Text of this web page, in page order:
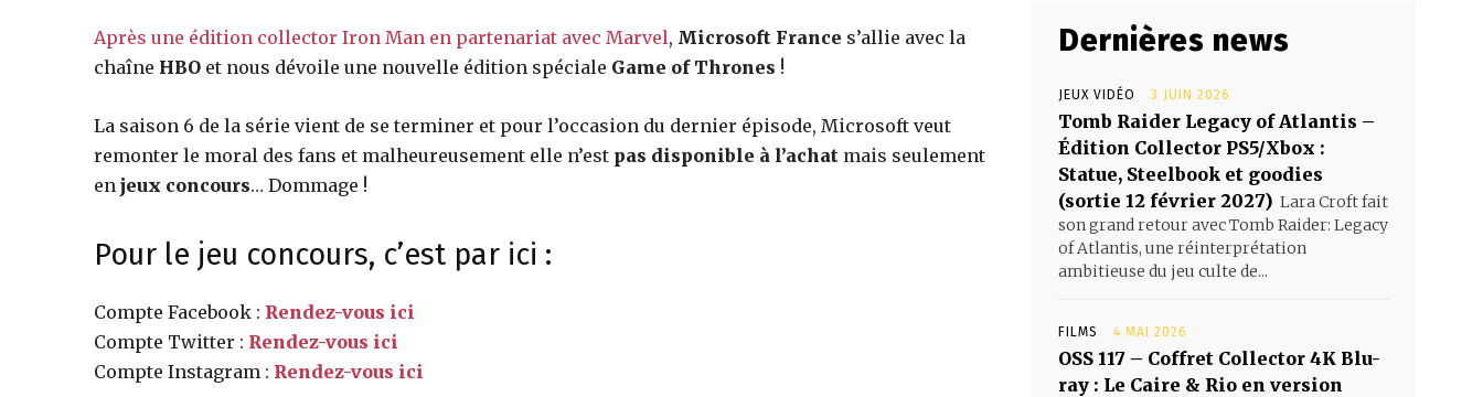
jeux
Après une édition collector Iron Man en partenariat avec Marvel, Microsoft France s’allie avec la
chaîne HBO et nous dévoile une nouvelle édition spéciale Game of Thrones !
La saison 6 de la série vient de se terminer et pour l’occasion du dernier épisode, Microsoft veut
remonter le moral des fans et malheureusement elle n’est pas disponible à l’achat mais seulement
en jeux concours… Dommage !
Pour le jeu concours, c’est par ici :
Compte Facebook : Rendez-vous ici
Compte Twitter : Rendez-vous ici
Compte Instagram : Rendez-vous ici
Dernières news
JEUX VIDÉO 3 JUIN 2026
Tomb Raider Legacy of Atlantis –
Édition Collector PS5/Xbox :
Statue, Steelbook et goodies
(sortie 12 février 2027) Lara Croft fait
son grand retour avec Tomb Raider: Legacy
of Atlantis, une réinterprétation
ambitieuse du jeu culte de...
FILMS 4 MAI 2026
OSS 117 – Coffret Collector 4K Blu-
ray : Le Caire & Rio en version